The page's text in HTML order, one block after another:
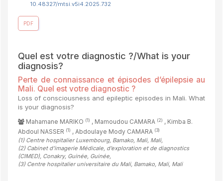
10.48327/mtsi.v5i4.2025.732
PDF
Quel est votre diagnostic ?/What is your
diagnosis?
Perte de connaissance et épisodes d’épilepsie au
Mali. Quel est votre diagnostic ?
Loss of consciousness and epileptic episodes in Mali. What
is your diagnosis?
Mahamane MARIKO (1) , Mamoudou CAMARA (2) , Kimba B.
Abdoul NASSER (1) , Abdoulaye Mody CAMARA (3)
(1) Centre hospitalier Luxembourg, Bamako, Mali, Mali,
(2) Cabinet d’imagerie Médicale, d’exploration et de diagnostics
(CIMED), Conakry, Guinée, Guinée,
(3) Centre hospitalier universitaire du Mali, Bamako, Mali, Mali